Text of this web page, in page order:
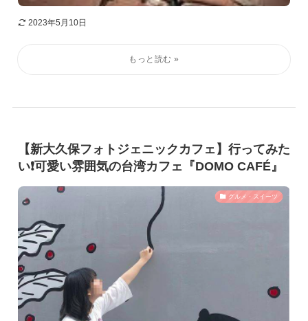
2023年5月10日
【新大久保フォトジェニックカフェ】行ってみた
い❗️可愛い雰囲気の台湾カフェ『DOMO CAFÉ』
グルメ・スイーツ